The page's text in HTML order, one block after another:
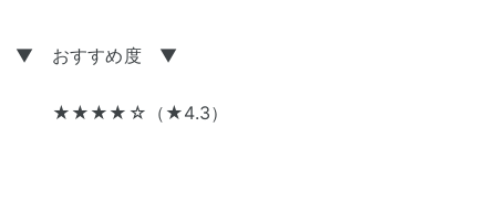
▼ おすすめ度 ▼
★★★★☆（★4.3）